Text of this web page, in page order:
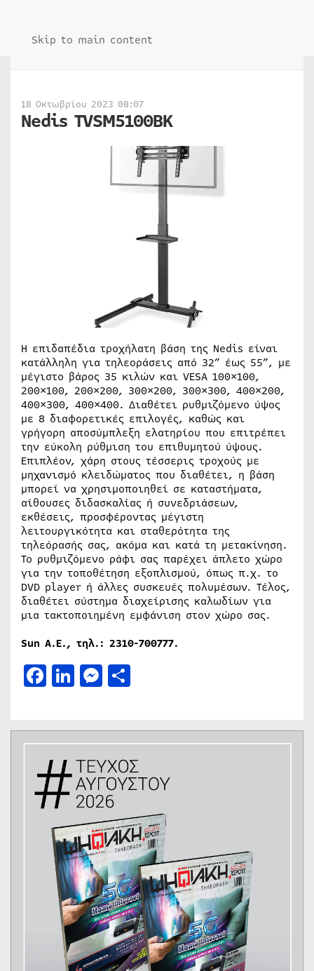
Skip to main content
18 Οκτωβρίου 2023 08:07
Nedis TVSM5100BK
Η επιδαπέδια τροχήλατη βάση της Nedis είναι
κατάλληλη για τηλεοράσεις από 32” έως 55”, με
μέγιστο βάρος 35 κιλών και VESA 100×100,
200×100, 200×200, 300×200, 300×300, 400×200,
400×300, 400×400. Διαθέτει ρυθμιζόμενο ύψος
με 8 διαφορετικές επιλογές, καθώς και
γρήγορη αποσύμπλεξη ελατηρίου που επιτρέπει
την εύκολη ρύθμιση του επιθυμητού ύψους.
Επιπλέον, χάρη στους τέσσερις τροχούς με
μηχανισμό κλειδώματος που διαθέτει, η βάση
μπορεί να χρησιμοποιηθεί σε καταστήματα,
αίθουσες διδασκαλίας ή συνεδριάσεων,
εκθέσεις, προσφέροντας μέγιστη
λειτουργικότητα και σταθερότητα της
τηλεόρασής σας, ακόμα και κατά τη μετακίνηση.
Το ρυθμιζόμενο ράφι σας παρέχει άπλετο χώρο
για την τοποθέτηση εξοπλισμού, όπως π.χ. το
DVD player ή άλλες συσκευές πολυμέσων. Τέλος,
διαθέτει σύστημα διαχείρισης καλωδίων για
μια τακτοποιημένη εμφάνιση στον χώρο σας.
Sun Α.Ε., τηλ.: 2310-700777.
Facebook
LinkedIn
Messenger